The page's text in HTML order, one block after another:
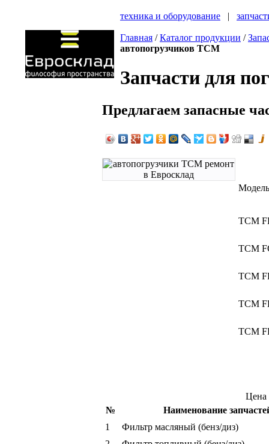
техника и оборудование |
Главная /Каталог продукции /
автопогрузчиков ТСМ
Запчасти для
Предлагаем запасные
Модель
ТСМ
ТСМ
ТСМ
ТСМ
ТСМ
Цена
№
Наименование
1
Фильтр масляный (бенз/диз)